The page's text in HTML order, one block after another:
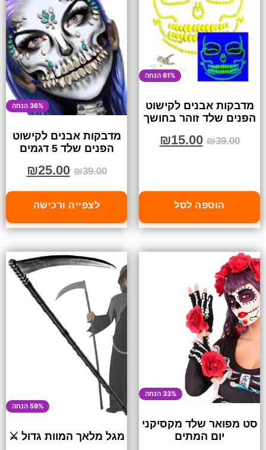
61% הנחה
מדבקות אבנים לקישוט
הפנים שלד זוהר בחושך
₪39.00
₪15.00
הוספה לסל
36% הנחה
מדבקות אבנים לקישוט
הפנים שלד 5 דגמים
₪39.00
₪25.00
לצפייה ורכישה
33% הנחה
סט מפואר שלד מקסיקני
יום המתים
59% הנחה
מגל מלאך המוות גדול ⚔️